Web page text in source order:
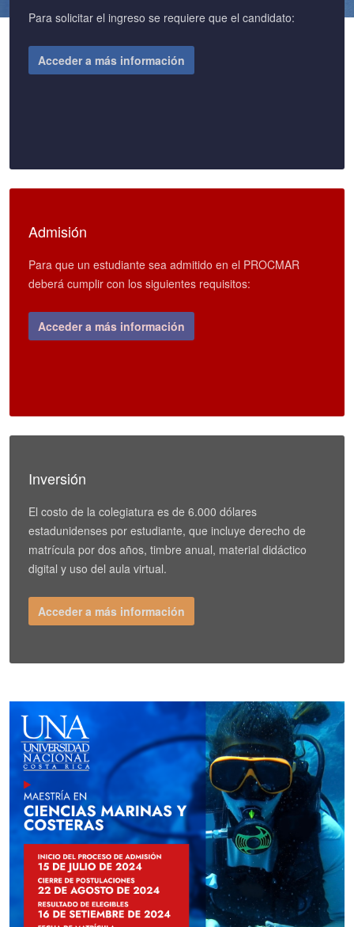
Para solicitar el ingreso se requiere que el candidato:
Acceder a más información
Admisión
Para que un estudiante sea admitido en el PROCMAR
deberá cumplir con los siguientes requisitos:
Acceder a más información
Inversión
El costo de la colegiatura es de 6.000 dólares
estadunidenses por estudiante, que incluye derecho de
matrícula por dos años, timbre anual, material didáctico
digital y uso del aula virtual.
Acceder a más información